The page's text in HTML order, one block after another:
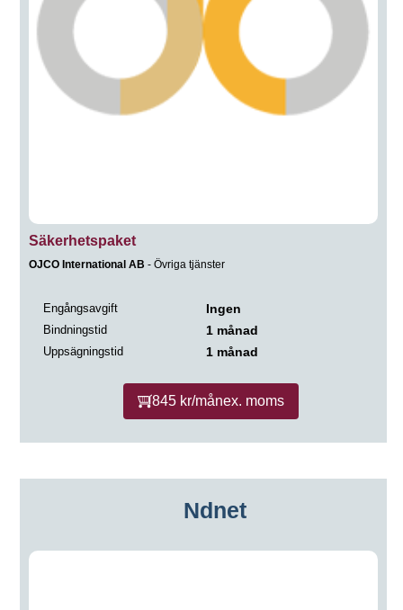
Säkerhetspaket
OJCO International AB - Övriga tjänster
Engångsavgift Ingen
Bindningstid 1 månad
Uppsägningstid 1 månad
845 kr/månex. moms
Ndnet